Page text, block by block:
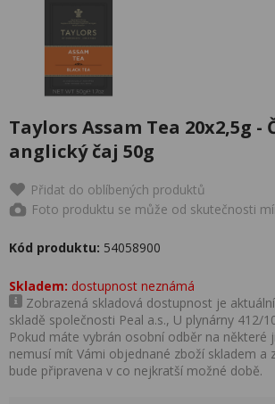
Taylors Assam Tea 20x2,5g -
anglický čaj 50g
Přidat do oblíbených produktů
Foto produktu se může od skutečnosti
Kód produktu: 54058900
Skladem: dostupnost neznámá
Zobrazená skladová dostupnost je
skladě společnosti Peal a.s., U plynárny 412/
Pokud máte vybrán osobní odběr na některé
nemusí mít Vámi objednané zboží skladem a
bude připravena v co nejkratší možné době.